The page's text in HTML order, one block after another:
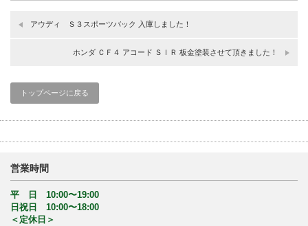
アウディ Ｓ３スポーツバック 入庫しました！
ホンダ ＣＦ４ アコード ＳＩＲ 板金塗装させて頂きました！
トップページに戻る
営業時間
平 日 10:00〜19:00
日祝日 10:00〜18:00
＜定休日＞